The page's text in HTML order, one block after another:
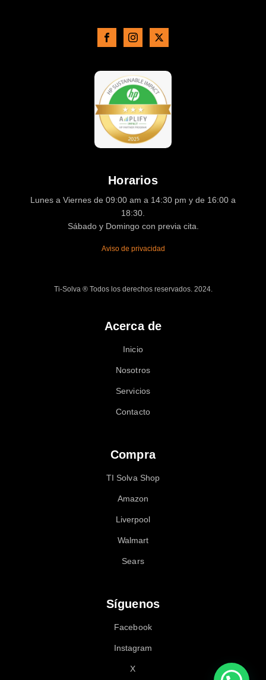
Horarios
Lunes a Viernes de 09:00 am a 14:30 pm y de 16:00 a
18:30.
Sábado y Domingo con previa cita.
Aviso de privacidad
Ti-Solva ® Todos los derechos reservados. 2024.
Acerca de
Inicio
Nosotros
Servicios
Contacto
Compra
TI Solva Shop
Amazon
Liverpool
Walmart
Sears
Síguenos
Facebook
Instagram
X